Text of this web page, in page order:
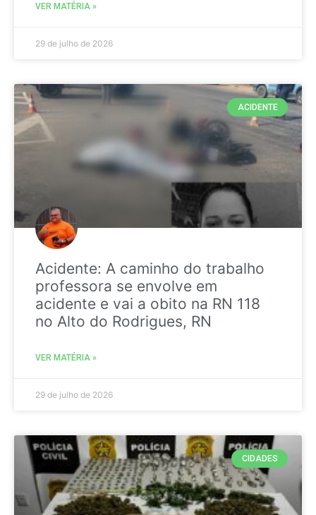
VER MATÉRIA »
29 de julho de 2026
ACIDENTE
Acidente: A caminho do trabalho
professora se envolve em
acidente e vai a obito na RN 118
no Alto do Rodrigues, RN
VER MATÉRIA »
29 de julho de 2026
CIDADES